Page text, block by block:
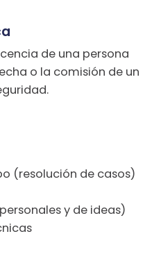
de una persona
o la comisión de un
(resolución de casos)
y de ideas)